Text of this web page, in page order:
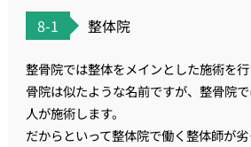
8-1 整体院
整骨院では整体をメインとした施術を
骨院は似たような名前ですが、整骨院
人が施術します。
だからといって整体院で働く整体師が